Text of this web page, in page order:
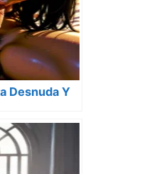
Desnuda Y